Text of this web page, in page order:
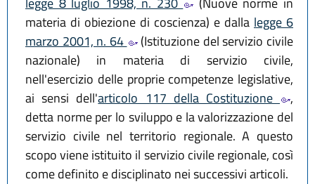
materia di obiezione di coscienza) e dalla legge 6
marzo 2001, n. 64
(Istituzione del servizio civile
nazionale) in materia di servizio civile,
nell'esercizio delle proprie competenze legislative,
ai sensi dell'articolo 117 della Costituzione
,
detta norme per lo sviluppo e la valorizzazione del
servizio civile nel territorio regionale. A questo
scopo viene istituito il servizio civile regionale, così
come definito e disciplinato nei successivi articoli.